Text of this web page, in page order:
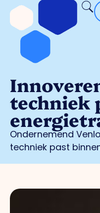
techniek
Ondernemend Venlo
techniek past